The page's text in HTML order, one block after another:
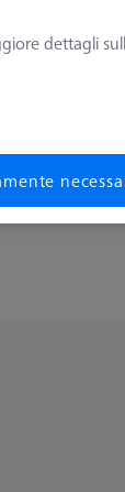
morse
dettagli